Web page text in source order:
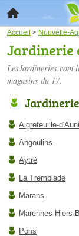
Accueil > Nouvelle-
Jardinerie
LesJardineries.com
magasins du 17.
Aigrefeuille-
Angoulins
Aytré
La Tremblade
Marans
Marennes-Hiers-
Pons